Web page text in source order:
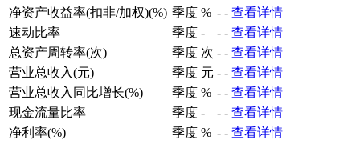
净资产收益率(扣非/加权)(%) 季度 % - - 查看详情
速动比率
季度 - - - 查看详情
总资产周转率(次)
季度 次 - - 查看详情
营业总收入(元)
季度 元 - - 查看详情
营业总收入同比增长(%)
季度 % - - 查看详情
现金流量比率
季度 - - - 查看详情
净利率(%)
季度 % - - 查看详情